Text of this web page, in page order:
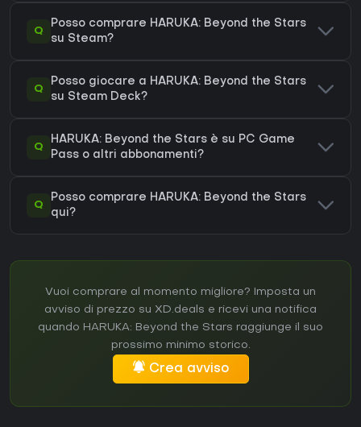
Q
Posso comprare HARUKA: Beyond the Stars
su Steam?
Q
Posso giocare a HARUKA: Beyond the Stars
su Steam Deck?
Q
HARUKA: Beyond the Stars è su PC Game
Pass o altri abbonamenti?
Q
Posso comprare HARUKA: Beyond the Stars
qui?
Vuoi comprare al momento migliore? Imposta un
avviso di prezzo su XD.deals e ricevi una notifica
quando HARUKA: Beyond the Stars raggiunge il suo
prossimo minimo storico.
Crea avviso